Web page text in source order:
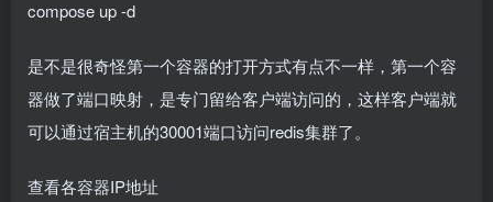
compose up -d
是不是很奇怪第一个容器的打开方式有点不一样，第一个容
器做了端口映射，是专门留给客户端访问的，这样客户端就
可以通过宿主机的30001端口访问redis集群了。
查看各容器IP地址